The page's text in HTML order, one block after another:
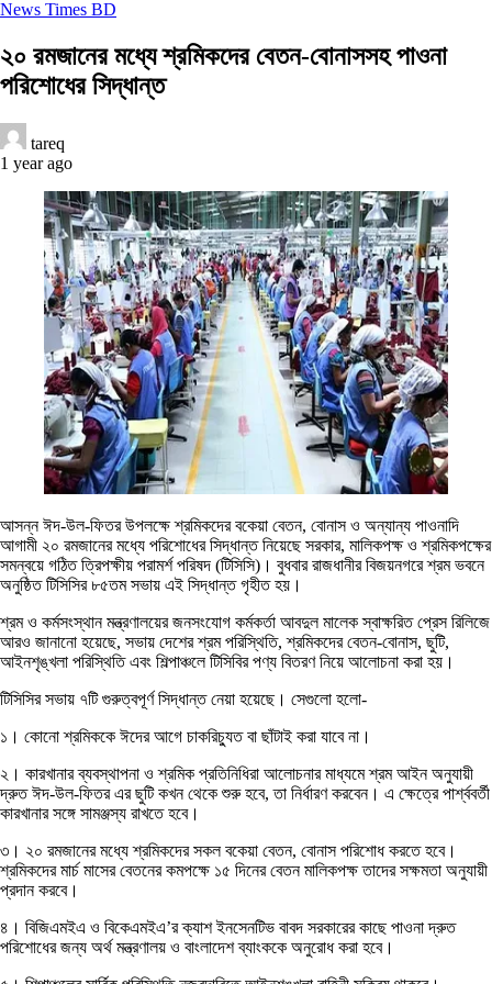
News Times BD
২০ রমজানের মধ্যে শ্রমিকদের বেতন-বোনাসসহ পাওনা
পরিশোধের সিদ্ধান্ত
tareq
1 year ago
আসন্ন ঈদ-উল-ফিতর উপলক্ষে শ্রমিকদের বকেয়া বেতন, বোনাস ও অন্যান্য পাওনাদি
আগামী ২০ রমজানের মধ্যে পরিশোধের সিদ্ধান্ত নিয়েছে সরকার, মালিকপক্ষ ও শ্রমিকপক্ষের
সমন্বয়ে গঠিত ত্রিপক্ষীয় পরামর্শ পরিষদ (টিসিসি)। বুধবার রাজধানীর বিজয়নগরে শ্রম ভবনে
অনুষ্ঠিত টিসিসির ৮৫তম সভায় এই সিদ্ধান্ত গৃহীত হয়।
শ্রম ও কর্মসংস্থান মন্ত্রণালয়ের জনসংযোগ কর্মকর্তা আবদুল মালেক স্বাক্ষরিত প্রেস রিলিজে
আরও জানানো হয়েছে, সভায় দেশের শ্রম পরিস্থিতি, শ্রমিকদের বেতন-বোনাস, ছুটি,
আইনশৃঙ্খলা পরিস্থিতি এবং শিল্পাঞ্চলে টিসিবির পণ্য বিতরণ নিয়ে আলোচনা করা হয়।
টিসিসির সভায় ৭টি গুরুত্বপূর্ণ সিদ্ধান্ত নেয়া হয়েছে। সেগুলো হলো-
১। কোনো শ্রমিককে ঈদের আগে চাকরিচ্যুত বা ছাঁটাই করা যাবে না।
২। কারখানার ব্যবস্থাপনা ও শ্রমিক প্রতিনিধিরা আলোচনার মাধ্যমে শ্রম আইন অনুযায়ী
দ্রুত ঈদ-উল-ফিতর এর ছুটি কখন থেকে শুরু হবে, তা নির্ধারণ করবেন। এ ক্ষেত্রে পার্শ্ববর্তী
কারখানার সঙ্গে সামঞ্জস্য রাখতে হবে।
৩। ২০ রমজানের মধ্যে শ্রমিকদের সকল বকেয়া বেতন, বোনাস পরিশোধ করতে হবে।
শ্রমিকদের মার্চ মাসের বেতনের কমপক্ষে ১৫ দিনের বেতন মালিকপক্ষ তাদের সক্ষমতা অনুযায়ী
প্রদান করবে।
৪। বিজিএমইএ ও বিকেএমইএ’র ক্যাশ ইনসেনটিভ বাবদ সরকারের কাছে পাওনা দ্রুত
পরিশোধের জন্য অর্থ মন্ত্রণালয় ও বাংলাদেশ ব্যাংককে অনুরোধ করা হবে।